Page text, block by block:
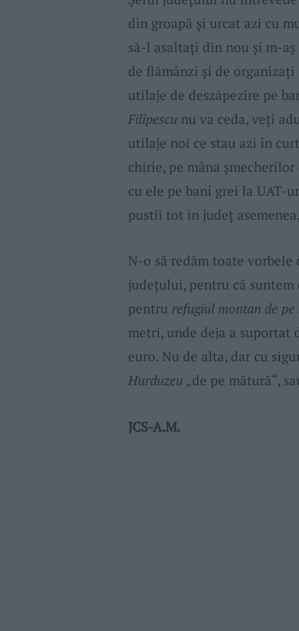
din groapă și urcat azi cu
să-l asaltați din nou și m-
de flămânzi și de
utilaje de deszăpezire pe
Filipescu nu va ceda, veți
utilaje noi ce stau azi în
chirie, pe mâna
cu ele pe bani grei la UAT-
pustii tot in județ
N-o să redăm toate vorbele
județului, pentru că
pentru refugiul montan de pe
metri, unde deja a suportat
euro. Nu de alta, dar cu
Hurduzeu „de pe mătură“,
JCS-A.M.